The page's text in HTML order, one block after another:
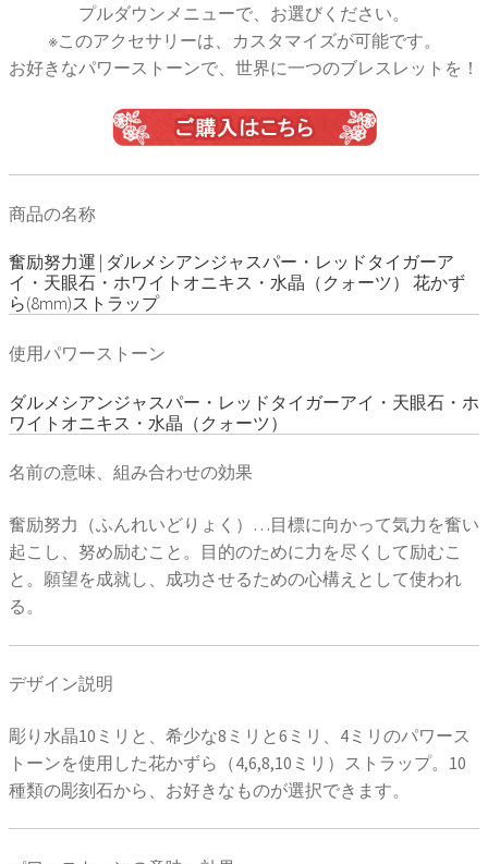
プルダウンメニューで、お選びください。
※このアクセサリーは、カスタマイズが可能です。
お好きなパワーストーンで、世界に一つのブレスレットを！
商品の名称
奮励努力運 | ダルメシアンジャスパー・レッドタイガーア
イ・天眼石・ホワイトオニキス・水晶（クォーツ） 花かず
ら(8mm)ストラップ
使用パワーストーン
ダルメシアンジャスパー・レッドタイガーアイ・天眼石・ホ
ワイトオニキス・水晶（クォーツ）
名前の意味、組み合わせの効果
奮励努力（ふんれいどりょく）…目標に向かって気力を奮い
起こし、努め励むこと。目的のために力を尽くして励むこ
と。願望を成就し、成功させるための心構えとして使われ
る。
デザイン説明
彫り水晶10ミリと、希少な8ミリと6ミリ、4ミリのパワース
トーンを使用した花かずら（4,6,8,10ミリ）ストラップ。10
種類の彫刻石から、お好きなものが選択できます。